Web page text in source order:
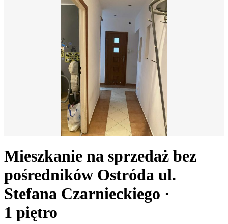
Mieszkanie na sprzedaż bez
pośredników Ostróda ul.
Stefana Czarnieckiego ·
1 piętro